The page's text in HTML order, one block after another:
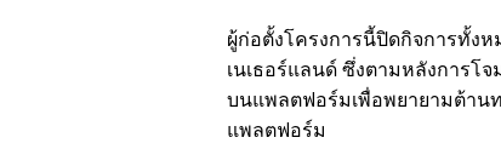
ผู้ก่อตั้งโครงการนี้ปิดกิจการทั้ง
เนเธอร์แลนด์ ซึ่งตามหลังการโ
บนแพลตฟอร์มเพื่อพยายามต้าน
แพลตฟอร์ม